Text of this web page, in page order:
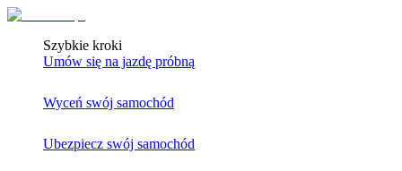
Szybkie kroki
Umów się na jazdę próbną
Wyceń swój samochód
Ubezpiecz swój samochód